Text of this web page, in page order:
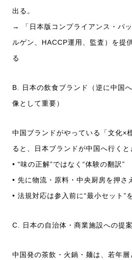
出る。
→ 「日本版コンプライアンス・パ
ルゲン、HACCP運用、監査）を提
る
B. 日本の飲食ブランド（逆に中国
像として重要）
中国ブランドがやっている「文化×
ると、日本ブランドが中国へ行くと
• “味の正解”ではなく“体験の翻訳”
• 先に物流・原料・中央厨房を押さ
• 法規対応は参入前に“最小セット”
C. 日本の自治体・商業施設への提
中国発の茶飲・火鍋・麺は、若年